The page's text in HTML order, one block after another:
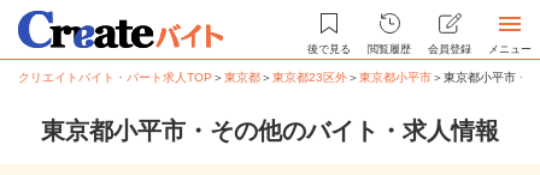
後で見る 閲覧履歴 会員登録 メニュー
クリエイトバイト・パート求人TOP ＞東京都＞東京都23区外＞東京都小平市＞東京都小平市・
東京都小平市・その他のバイト・求人情報